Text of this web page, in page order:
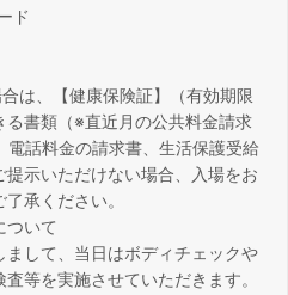
ド
、【健康保険証】（有効期限
る書類（※直近月の公共料金請求
話料金の請求書、生活保護受給
示いただけない場合、入場をお
承ください。
ついて
して、当日はボディチェックや
等を実施させていただきます。